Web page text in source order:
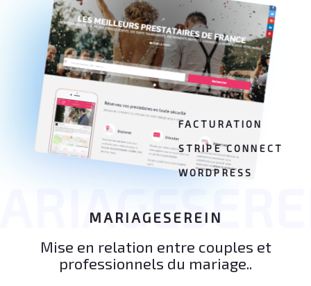
FACTURATION
STRIPE CONNECT
WORDPRESS
MARIAGESEREIN
Mise en relation entre couples et
professionnels du mariage..